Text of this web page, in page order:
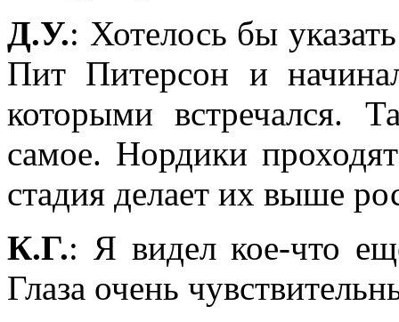
Д.У.: Хотелось бы
Пит Питерсон и
которыми встречался.
самое. Нордики
стадия делает их выше
К.Г.: Я видел кое-что
Глаза очень